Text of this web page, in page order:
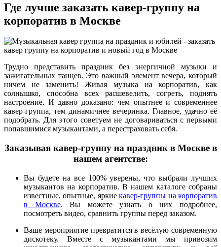
Где лучше заказать кавер-группу на
корпоратив в Москве
Трудно представить праздник без энергичной музыки и
зажигательных танцев. Это важный элемент вечера, который
ничем не заменить! Живая музыка на корпоратив, как
солнышко, способна всех расшевелить, согреть, поднять
настроение. И давно доказано: чем опытнее и современнее
кавер-группа, тем динамичнее вечеринка. Главное, удачно её
подобрать. Для этого советуем не договариваться с первыми
попавшимися музыкантами, а перестраховать себя.
Заказывая кавер-группу на праздник в Москве в
нашем агентстве:
Вы будете на все 100% уверены, что выбрали лучших
музыкантов на корпоратив. В нашем каталоге собраны
известные, опытные, яркиекавер-группы на корпоратив
в Москве. Вы можете узнать о них подробнее,
посмотреть видео, сравнить группы перед заказом.
Ваше мероприятие превратится в весёлую современную
дискотеку. Вместе с музыкантами мы привозим